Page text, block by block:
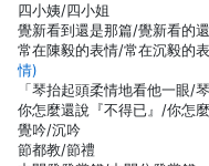
四小姨/四小姐
覺新看到還是那篇/覺新看的
常在陳毅的表情/常在沉毅的
情)
「琴抬起頭柔情地看他一眼/
你怎麼還說『不得已』/你怎
覺吟/沉吟
節都教/節禮